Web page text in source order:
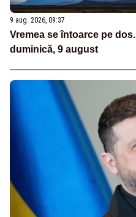
9 aug. 2026, 09:37
Vremea se întoarce pe
duminică, 9 august